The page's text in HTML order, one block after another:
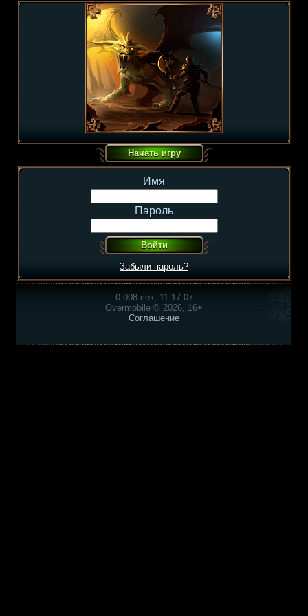
Имя
Пароль
Забыли пароль?
0.008 сек, 11:17:07
Overmobile © 2026, 16+
Соглашение